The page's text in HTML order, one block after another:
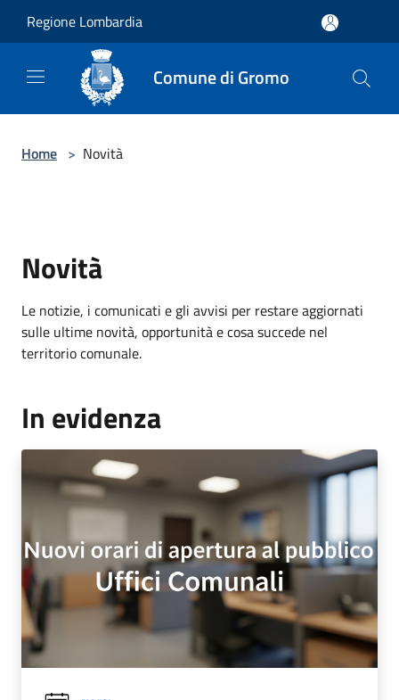
Regione Lombardia
Comune di Gromo
Home > Novità
Novità
Le notizie, i comunicati e gli avvisi per restare aggiornati
sulle ultime novità, opportunità e cosa succede nel
territorio comunale.
In evidenza